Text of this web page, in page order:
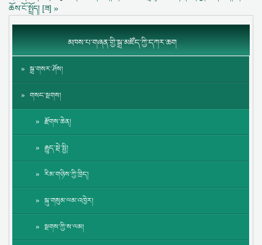
ཆོས་ངོ་སྤྲོད། [ཟ] »
མཁས་པ་གཞན་གྱི་སྒྲ་མཛོད་ཀྱི་དཀར་ཆག
སྒྲ་གསར་ཤོས།
གསང་སྔགས།
རྫོགས་ཆེན།
རྒྱུད་སྡེ་སྤྱི།
རིམ་གཉིས་ཀྱི་ཁྲིད།
སྐུ་གསུམ་ལམ་འཁྱེར།
སྔགས་ཀྱི་ས་ལམ།